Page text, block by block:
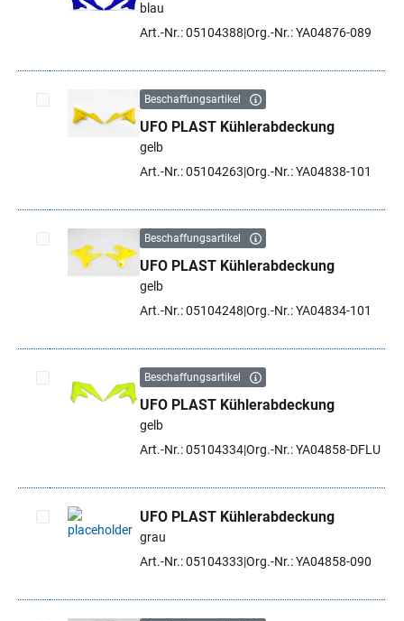
Artikel auswählen
blau
Art.-Nr.: 05104388 Org.-Nr.: YA04876-089
Artikel auswählen
Beschaffungsartikel
UFO PLAST Kühlerabdeckung
gelb
Art.-Nr.: 05104263 Org.-Nr.: YA04838-101
Artikel auswählen
Beschaffungsartikel
UFO PLAST Kühlerabdeckung
gelb
Art.-Nr.: 05104248 Org.-Nr.: YA04834-101
Artikel auswählen
Beschaffungsartikel
UFO PLAST Kühlerabdeckung
gelb
Art.-Nr.: 05104334Org.-Nr.: YA04858-DFLU
Artikel auswählen
UFO PLAST Kühlerabdeckung
grau
Art.-Nr.: 05104333 Org.-Nr.: YA04858-090